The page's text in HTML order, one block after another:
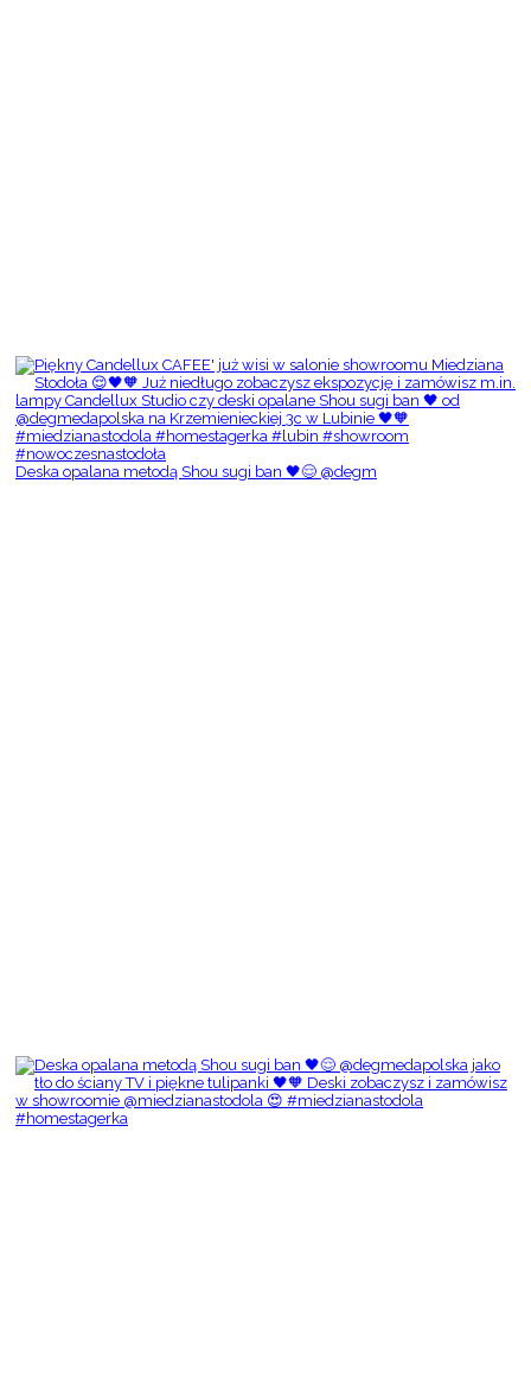
Deska opalana metodą Shou sugi ban 🖤😌 @degm